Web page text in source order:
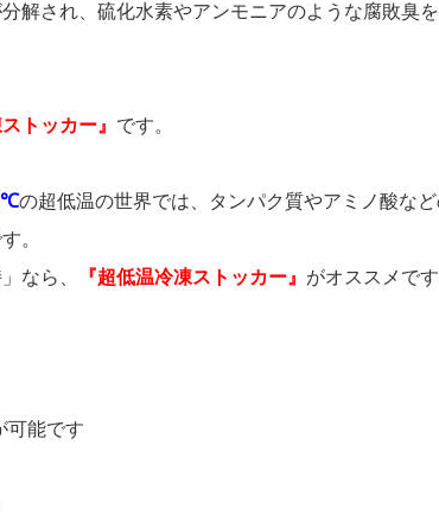
解され、硫化水素やアンモニアのような腐敗臭
トッカー』 です。
の超低温の世界では、タンパク質やアミノ酸な
。
なら、
『超低温冷凍ストッカー』 がオススメで
可能です